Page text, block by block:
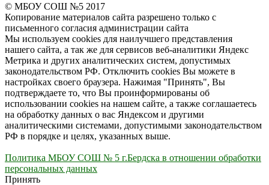
© МБОУ СОШ №5 2017
Копирование материалов сайта разрешено только с
письменного согласия администрации сайта
Мы используем cookies для наилучшего представления
нашего сайта, а так же для сервисов веб-аналитики Яндекс
Метрика и других аналитических систем, допустимых
законодательством РФ. Отключить cookies Вы можете в
настройках своего браузера. Нажимая "Принять", Вы
подтверждаете то, что Вы проинформированы об
использовании cookies на нашем сайте, а также соглашаетесь
на обработку данных о вас Яндексом и другими
аналитическими системами, допустимыми законодательством
РФ в порядке и целях, указанных выше.
Политика МБОУ СОШ № 5 г.Бердска в отношении обработки
персональных данных
Принять